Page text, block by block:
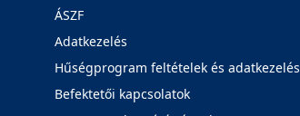
ÁSZF
Adatkezelés
Hűségprogram feltételek és adatkezelés
Befektetői kapcsolatok